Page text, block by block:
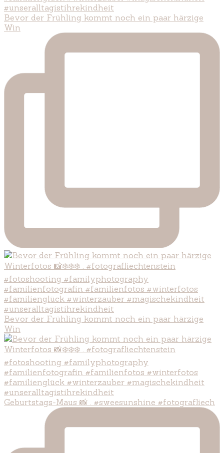
Bevor der Frühling kommt noch ein paar härzige
Win
Bevor der Frühling kommt noch ein paar härzige
Win
Geburtstags-Maus 📸 . #sweesunshine #fotografliech